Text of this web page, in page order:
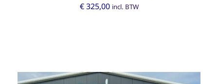
€325,00 incl. BTW